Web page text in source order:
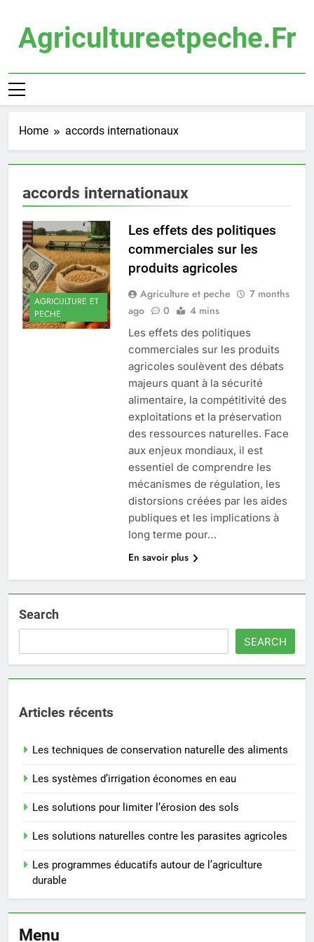
contentAgricultureetpeche.fr
Home accords internationaux
accords internationaux
AGRICULTURE ET
PECHE
Les effets des politiques
commerciales sur les
produits agricoles
Agriculture et peche
7 months
ago
0 4 mins
Les effets des politiques
commerciales sur les produits
agricoles soulèvent des débats
majeurs quant à la sécurité
alimentaire, la compétitivité des
exploitations et la préservation
des ressources naturelles. Face
aux enjeux mondiaux, il est
essentiel de comprendre les
mécanismes de régulation, les
distorsions créées par les aides
publiques et les implications à
long terme pour…
En savoir plus
Search
SEARCH
Articles récents
Les techniques de conservation naturelle des aliments
Les systèmes d’irrigation économes en eau
Les solutions pour limiter l’érosion des sols
Les solutions naturelles contre les parasites agricoles
Les programmes éducatifs autour de l’agriculture
durable
Menu